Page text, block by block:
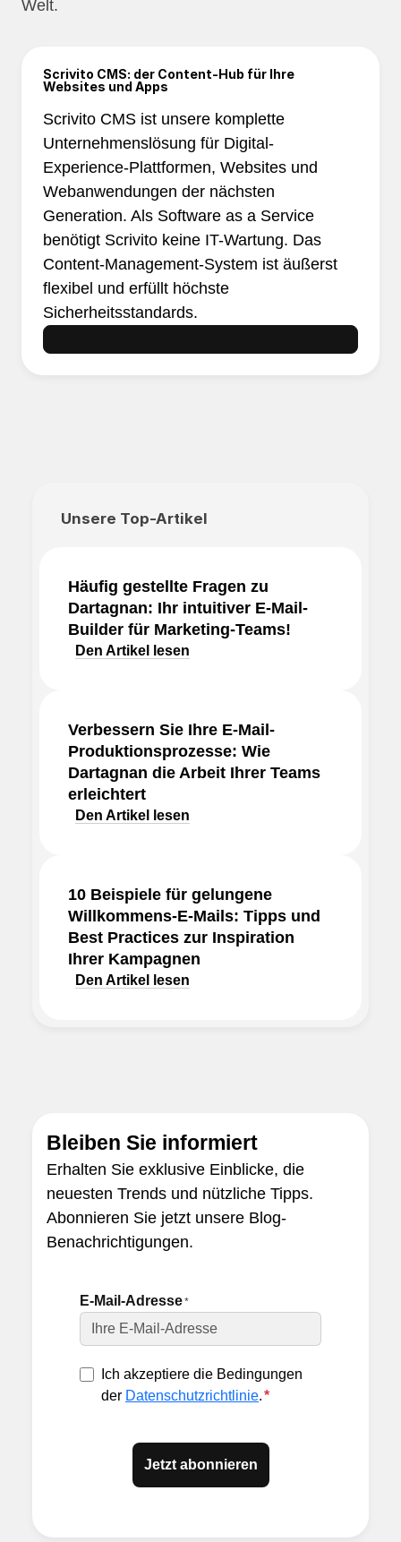
Welt.
Scrivito CMS: der Content-Hub für Ihre
Websites und Apps
Scrivito CMS ist unsere komplette
Unternehmenslösung für Digital-
Experience-Plattformen, Websites und
Webanwendungen der nächsten
Generation. Als Software as a Service
benötigt Scrivito keine IT-Wartung. Das
Content-Management-System ist äußerst
flexibel und erfüllt höchste
Sicherheitsstandards.
Unsere Top-Artikel
Häufig gestellte Fragen zu
Dartagnan: Ihr intuitiver E-Mail-
Builder für Marketing-Teams!
Den Artikel lesen
Verbessern Sie Ihre E-Mail-
Produktionsprozesse: Wie
Dartagnan die Arbeit Ihrer Teams
erleichtert
Den Artikel lesen
10 Beispiele für gelungene
Willkommens-E-Mails: Tipps und
Best Practices zur Inspiration
Ihrer Kampagnen
Den Artikel lesen
Bleiben Sie informiert
Erhalten Sie exklusive Einblicke, die
neuesten Trends und nützliche Tipps.
Abonnieren Sie jetzt unsere Blog-
Benachrichtigungen.
E-Mail-Adresse*
Ich akzeptiere die Bedingungen
der Datenschutzrichtlinie.*
Jetzt abonnieren